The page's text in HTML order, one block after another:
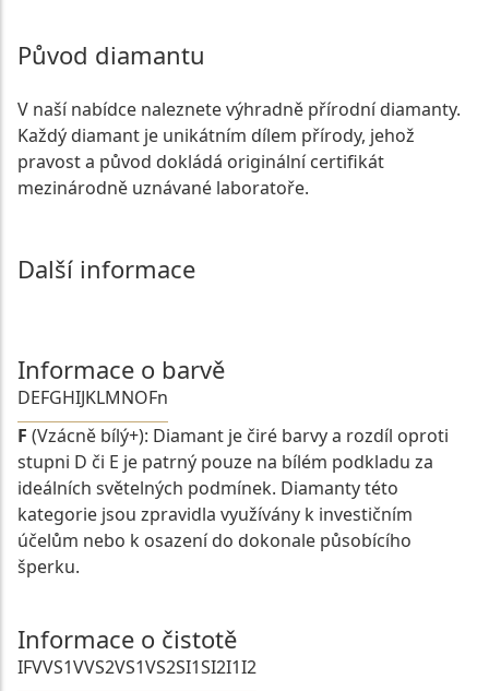
Původ diamantu
V naší nabídce naleznete výhradně přírodní diamanty.
Každý diamant je unikátním dílem přírody, jehož
pravost a původ dokládá originální certifikát
mezinárodně uznávané laboratoře.
Další informace
Informace o barvě
DEFGHIJKLMNOFn
F (Vzácně bílý+): Diamant je čiré barvy a rozdíl oproti
stupni D či E je patrný pouze na bílém podkladu za
ideálních světelných podmínek. Diamanty této
kategorie jsou zpravidla využívány k investičním
účelům nebo k osazení do dokonale působícího
šperku.
Informace o čistotě
IFVVS1VVS2VS1VS2SI1SI2I1I2